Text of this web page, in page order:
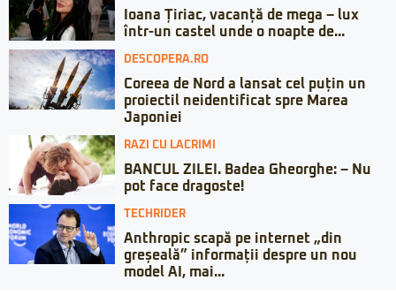
Ioana Țiriac, vacanță de mega – lux
într-un castel unde o noapte de...
DESCOPERA.RO
Coreea de Nord a lansat cel puțin un
proiectil neidentificat spre Marea
Japoniei
RAZI CU LACRIMI
BANCUL ZILEI. Badea Gheorghe: – Nu
pot face dragoste!
TECHRIDER
Anthropic scapă pe internet „din
greșeală” informații despre un nou
model AI, mai...